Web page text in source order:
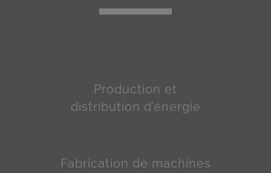
Production et
distribution d’énergie
Fabrication de machines